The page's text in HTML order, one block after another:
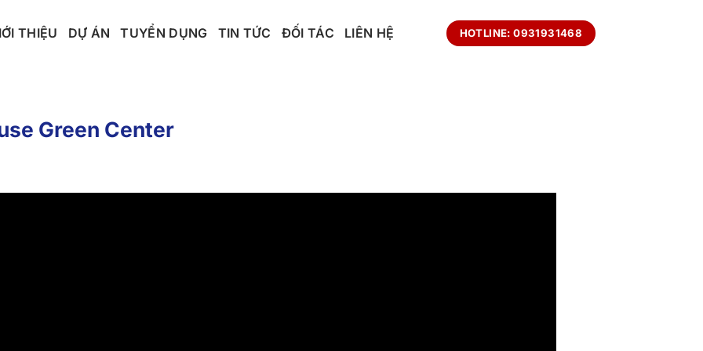
THIỆU DỰ ÁN TUYỂN DỤNG TIN TỨC ĐỐI TÁC LIÊN HỆ HOTLINE: 0931931468
Green Center